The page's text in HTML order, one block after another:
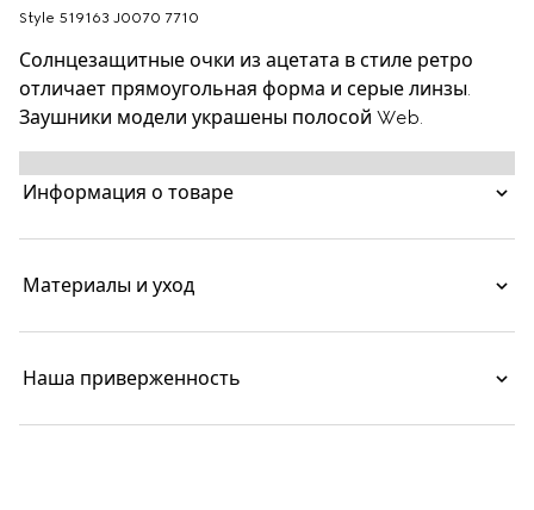
Style ‎519163 J0070 7710
Солнцезащитные очки из ацетата в стиле ретро
отличает прямоугольная форма и серые линзы.
Заушники модели украшены полосой Web.
Информация о товаре
Материалы и уход
Наша приверженность